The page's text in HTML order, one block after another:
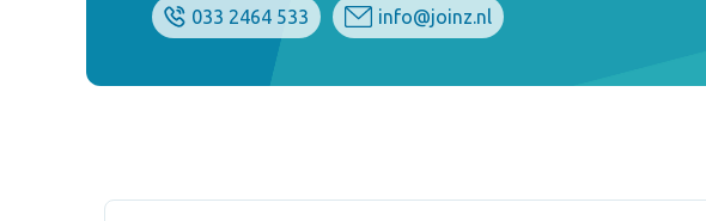
033 2464 533 info@joinz.nl